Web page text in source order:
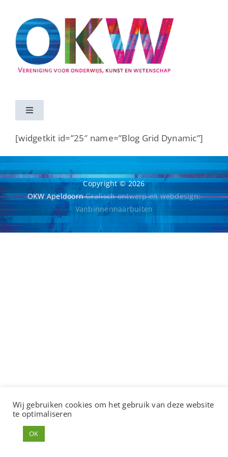
inhoud
Toggle
Home
Activiteiten
Vereniging
[widgetkit id=”25″ name=”Blog Grid Dynamic”]
Copyright ©2026
OKW ApeldoornGrafisch ontwerp en webdesign:
Vanbinnennaarbuiten
Wij gebruiken cookies om het gebruik van deze website
te optimaliseren
OK